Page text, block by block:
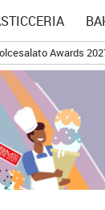
Awards